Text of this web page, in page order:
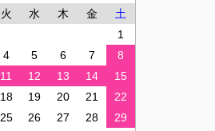
火 水 木 金
土
1
4 5 6 7
8
11 12 13 14
15
18 19 20 21
22
25 26 27 28
29